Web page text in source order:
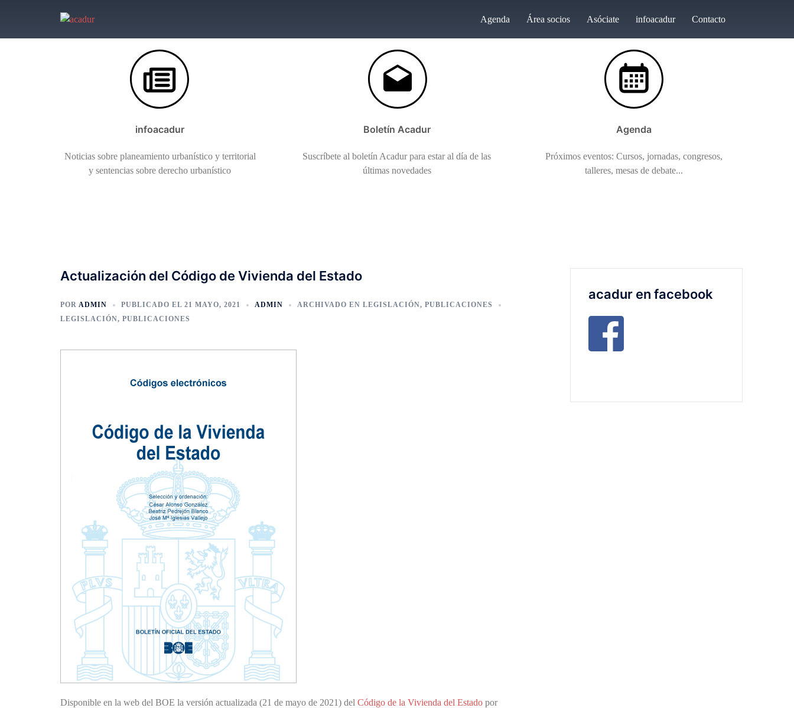
Agenda Área socios Asóciate infoacadur Contacto
infoacadur
Noticias sobre planeamiento urbanístico y territorial
y sentencias sobre derecho urbanístico
Boletín Acadur
Suscríbete al boletín Acadur para estar al día de las
últimas novedades
Agenda
Próximos eventos: Cursos, jornadas, congresos,
talleres, mesas de debate...
Actualización del Código de Vivienda del Estado
POR ADMIN PUBLICADO EL 21 MAYO, 2021 ADMIN ARCHIVADO EN LEGISLACIÓN, PUBLICACIONES
LEGISLACIÓN, PUBLICACIONES
Disponible en la web del BOE la versión actualizada (21 de mayo de 2021) del Código de la Vivienda del Estado por
acadur en facebook